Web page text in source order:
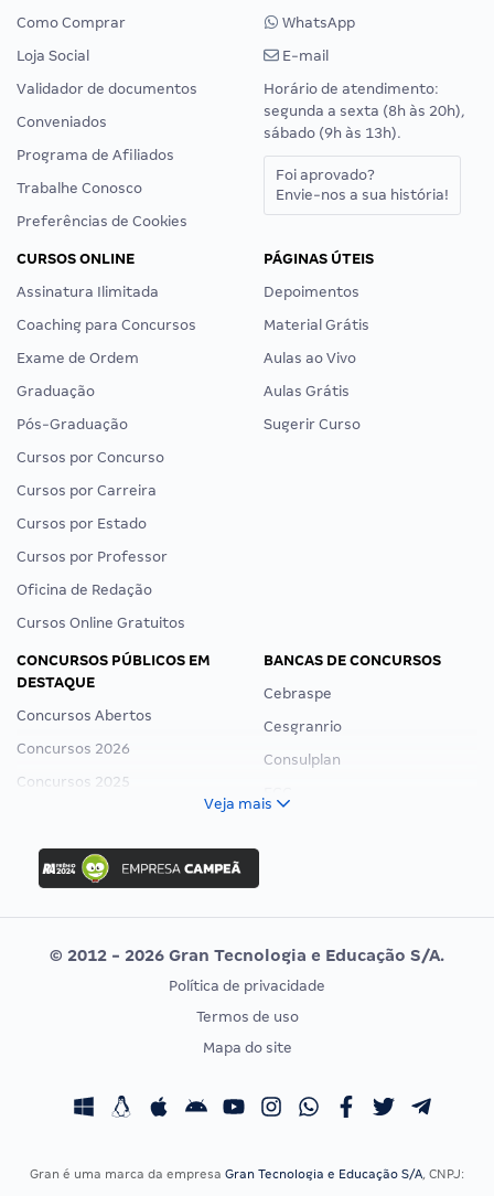
Como Comprar
Loja Social
Validador de documentos
Conveniados
Programa de Afiliados
Trabalhe Conosco
Preferências de Cookies
WhatsApp
E-mail
Horário de atendimento:
segunda a sexta (8h às 20h),
sábado (9h às 13h).
Foi aprovado?
Envie-nos a sua história!
CURSOS ONLINE
Assinatura Ilimitada
Coaching para Concursos
Exame de Ordem
Graduação
Pós-Graduação
Cursos por Concurso
Cursos por Carreira
Cursos por Estado
Cursos por Professor
Oficina de Redação
Cursos Online Gratuitos
PÁGINAS ÚTEIS
Depoimentos
Material Grátis
Aulas ao Vivo
Aulas Grátis
Sugerir Curso
CONCURSOS PÚBLICOS EM
DESTAQUE
Concursos Abertos
Concursos 2026
Concursos 2025
Concurso Ibama
Concurso MPU
Editais publicados
BANCAS DE CONCURSOS
Cebraspe
Cesgranrio
Consulplan
Vunesp
CONCURSOS POR PROFISSÃO
Concursos Fiscais
EXAME DE ORDEM
Calendário OAB
Veja mais
© 2012 - 2026 Gran Tecnologia e Educação S/A.
Política de privacidade
Termos de uso
Mapa do site
Gran é uma marca da empresa Gran Tecnologia e Educação S/A, CNPJ: